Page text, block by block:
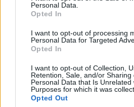
Personal Data.
Opted In
I want to opt-out of processing
Personal Data for Targeted
Opted In
I want to opt-out of Collection,
Retention, Sale, and/or Sharing
Personal Data that Is Unrelated
Purposes for which it was
Opted Out
Ο Πασκάλ μίλησε επίσης για
μεγάλωσε – και για το πώς
“Κυριάρχησε από την πρώτη
Όταν η μεγαλύτερη αδελφή